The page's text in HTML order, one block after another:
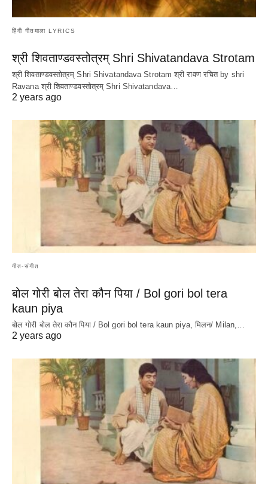
हिंदी गीतमाला LYRICS
श्री शिवताण्डवस्तोत्रम् Shri Shivatandava Strotam
श्री शिवताण्डवस्तोत्रम् Shri Shivatandava Strotam श्री रावण रचित by shri
Ravana श्री शिवताण्डवस्तोत्रम् Shri Shivatandava…
2 years ago
गीत-संगीत
बोल गोरी बोल तेरा कौन पिया / Bol gori bol tera
kaun piya
बोल गोरी बोल तेरा कौन पिया / Bol gori bol tera kaun piya, मिलन/ Milan,…
2 years ago